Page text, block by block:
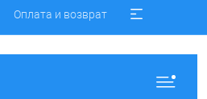
Оплата и возврат